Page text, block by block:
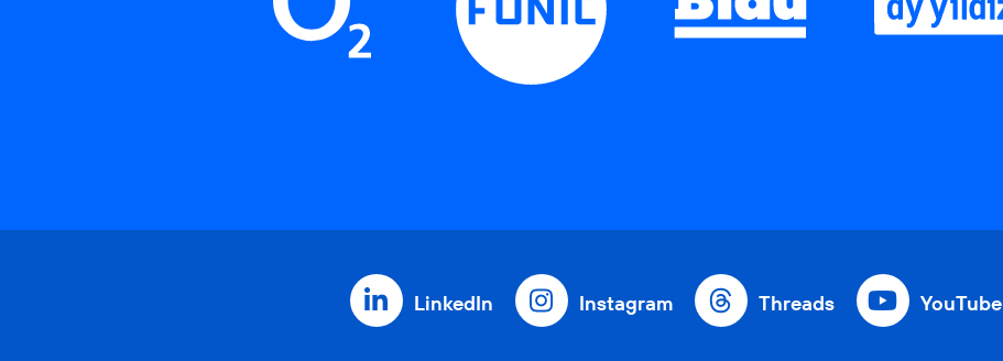
LinkedIn Instagram Threads YouTube